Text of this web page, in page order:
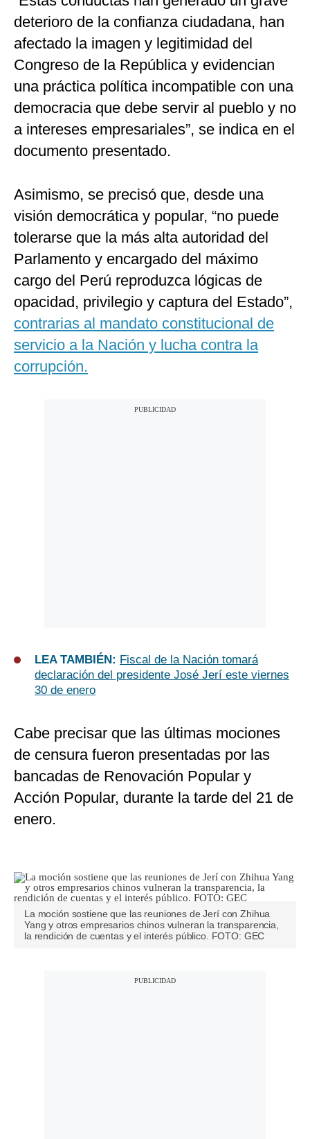
deterioro de la confianza ciudadana, han
afectado la imagen y legitimidad del
Congreso de la República y evidencian
una práctica política incompatible con una
democracia que debe servir al pueblo y no
a intereses empresariales”, se indica en el
documento presentado.
Asimismo, se precisó que, desde una
visión democrática y popular, “no puede
tolerarse que la más alta autoridad del
Parlamento y encargado del máximo
cargo del Perú reproduzca lógicas de
opacidad, privilegio y captura del Estado”,
contrarias al mandato constitucional de
servicio a la Nación y lucha contra la
corrupción.
LEA TAMBIÉN: Fiscal de la Nación tomará
declaración del presidente José Jerí este viernes
30 de enero
Cabe precisar que las últimas mociones
de censura fueron presentadas por las
bancadas de Renovación Popular y
Acción Popular, durante la tarde del 21 de
enero.
La moción sostiene que las reuniones de Jerí con Zhihua
Yang y otros empresarios chinos vulneran la transparencia,
la rendición de cuentas y el interés público. FOTO: GEC